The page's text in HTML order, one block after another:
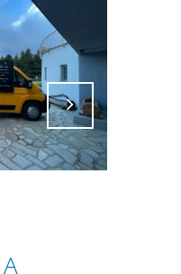
Attiva comando